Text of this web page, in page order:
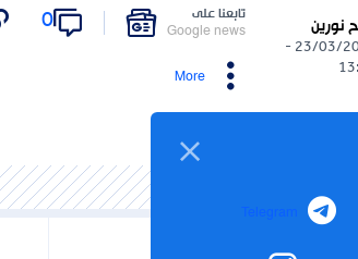
نورين
23/03/2026 -
تابعنا على
Google news
0
More
Telegram